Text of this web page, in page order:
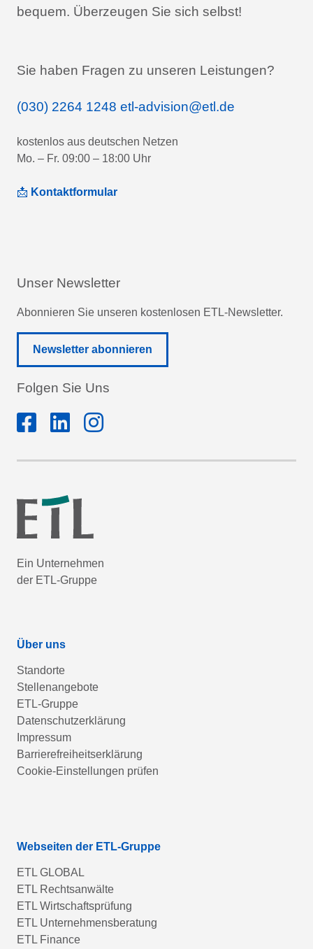
bequem. Überzeugen Sie sich selbst!
Sie haben Fragen zu unseren Leistungen?
(030) 2264 1248 etl-advision@etl.de
kostenlos aus deutschen Netzen
Mo. – Fr. 09:00 – 18:00 Uhr
📩 Kontaktformular
Unser Newsletter
Abonnieren Sie unseren kostenlosen ETL-Newsletter.
Newsletter abonnieren
Folgen Sie Uns
Ein Unternehmen
der ETL-Gruppe
Über uns
Standorte
Stellenangebote
ETL-Gruppe
Datenschutzerklärung
Impressum
Barrierefreiheitserklärung
Cookie-Einstellungen prüfen
Webseiten der ETL-Gruppe
ETL GLOBAL
ETL Rechtsanwälte
ETL Wirtschaftsprüfung
ETL Unternehmensberatung
ETL Finance